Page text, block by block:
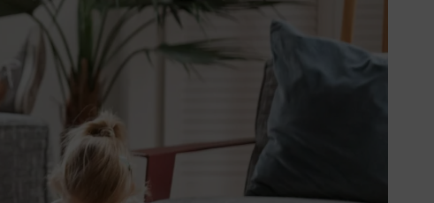
Steuerberater Wismar
Ausbildung
Wir bilden im Fachbereich
Steuerfachangestellte aus. Die
Ausbildung zur Steuerfachangestellten
oder zum Steuerfachangestellten kann
der erste Schritt hin zum Steuerberater
sein.